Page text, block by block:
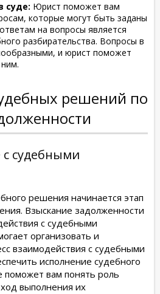
суде: Юрист поможет вам
которые могут быть заданы
на вопросы является
разбирательства. Вопросы в
и юрист поможет
решений по
судебными
решения начинается этап
Взыскание задолженности
с судебными
организовать и
взаимодействия с судебными
исполнение судебного
вам понять роль
выполнения их